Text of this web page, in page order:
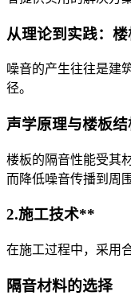
从理论到实践：
噪音的产生往往是建
径。
声学原理与楼板
楼板的隔音性能受其
而降低噪音传播到周
2.施工技术**
在施工过程中，采用
隔音材料的选择